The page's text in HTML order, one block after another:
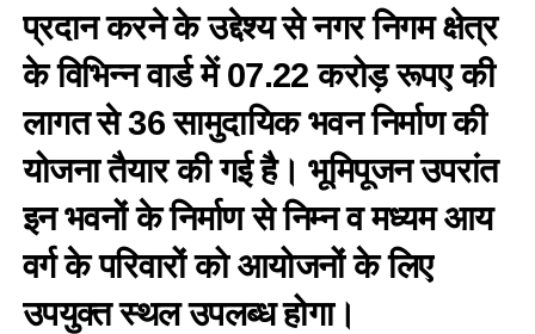
प्रदान करने के उद्देश्य से नगर निगम क्षेत्र
के विभिन्न वार्ड में 07.22 करोड़ रूपए की
लागत से 36 सामुदायिक भवन निर्माण की
योजना तैयार की गई है। भूमिपूजन उपरांत
इन भवनों के निर्माण से निम्न व मध्यम आय
वर्ग के परिवारों को आयोजनों के लिए
उपयुक्त स्थल उपलब्ध होगा।